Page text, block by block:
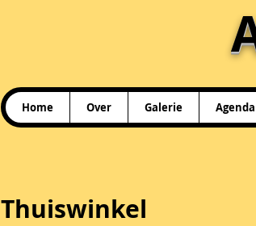
Home Over Galerie Agenda
Thuiswinkel